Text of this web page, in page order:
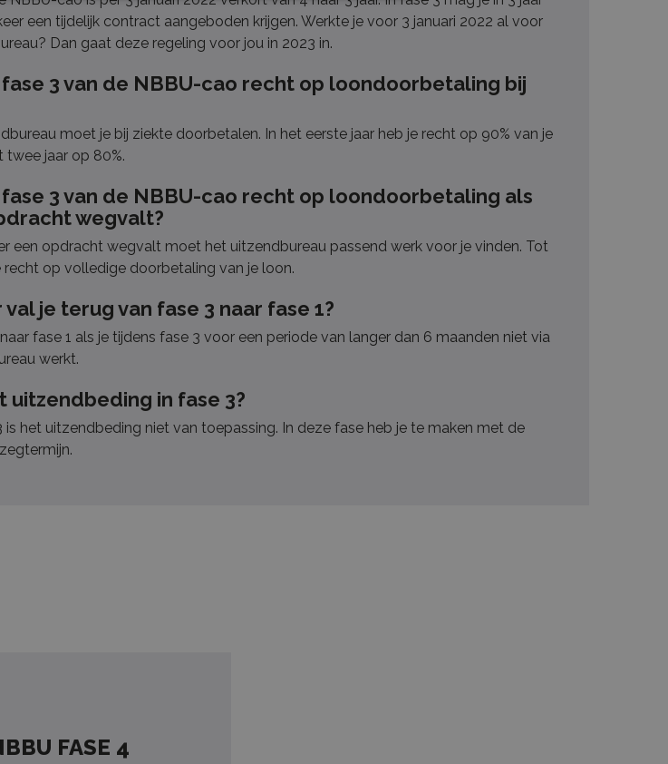
een tijdelijk contract aangeboden krijgen. Werkte je voor 3 januari 2022 al voor
Dan gaat deze regeling voor jou in 2023 in.
fase 3 van de NBBU-cao recht op loondoorbetaling bij
moet je bij ziekte doorbetalen. In het eerste jaar heb je recht op 90% van je
twee jaar op 80%.
fase 3 van de NBBU-cao recht op loondoorbetaling als
wegvalt?
een opdracht wegvalt moet het uitzendbureau passend werk voor je vinden. Tot
recht op volledige doorbetaling van je loon.
je terug van fase 3 naar fase 1?
fase 1 als je tijdens fase 3 voor een periode van langer dan 6 maanden niet via
werkt.
uitzendbeding in fase 3?
is het uitzendbeding niet van toepassing. In deze fase heb je te maken met de
FASE 4